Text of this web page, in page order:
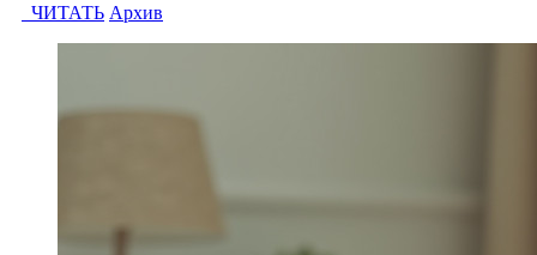
ЧИТАТЬ Архив